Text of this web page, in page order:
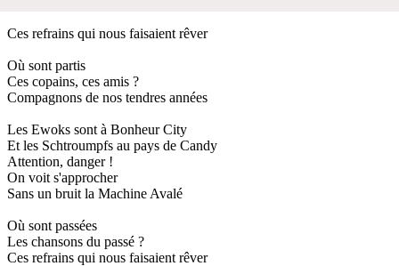
Ces refrains qui nous faisaient rêver
Où sont partis
Ces copains, ces amis ?
Compagnons de nos tendres années
Les Ewoks sont à Bonheur City
Et les Schtroumpfs au pays de Candy
Attention, danger !
On voit s'approcher
Sans un bruit la Machine Avalé
Où sont passées
Les chansons du passé ?
Ces refrains qui nous faisaient rêver